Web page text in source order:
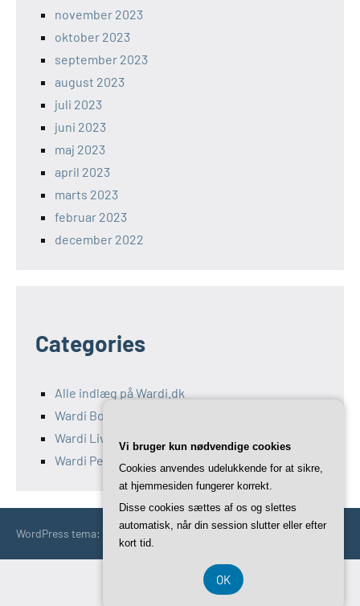
november 2023
oktober 2023
september 2023
august 2023
juli 2023
juni 2023
maj 2023
april 2023
marts 2023
februar 2023
december 2022
Categories
Alle indlæg på Wardi.dk
Wardi Bolig
Wardi Livsstil
Wardi Penge
WordPress tema: Occasio by ThemeZee.
CVR 3740 7739
Vi bruger kun nødvendige cookies
Cookies anvendes udelukkende for at sikre,
at hjemmesiden fungerer korrekt.
Disse cookies sættes af os og slettes
automatisk, når din session slutter eller efter
kort tid.
OK